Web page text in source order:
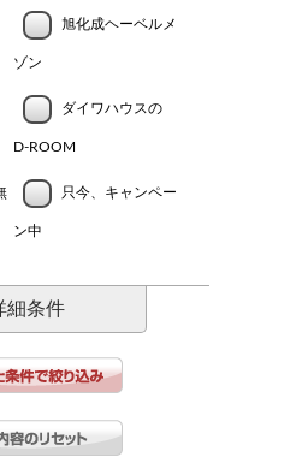
旭化成ヘーベルメ
ゾン
ダイワハウスの
D-ROOM
只今、キャンペー
ン中